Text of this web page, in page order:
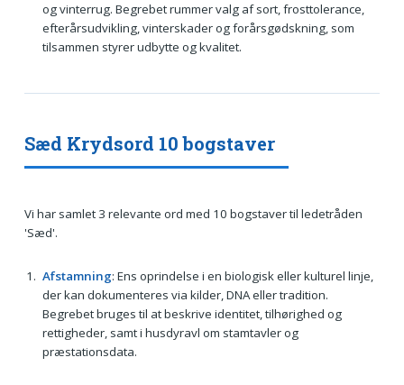
og vinterrug. Begrebet rummer valg af sort, frosttolerance,
efterårsudvikling, vinterskader og forårsgødskning, som
tilsammen styrer udbytte og kvalitet.
Sæd Krydsord 10 bogstaver
Vi har samlet 3 relevante ord med 10 bogstaver til ledetråden
'Sæd'.
Afstamning: Ens oprindelse i en biologisk eller kulturel linje,
der kan dokumenteres via kilder, DNA eller tradition.
Begrebet bruges til at beskrive identitet, tilhørighed og
rettigheder, samt i husdyravl om stamtavler og
præstationsdata.